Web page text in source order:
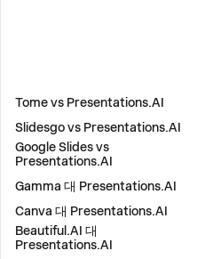
Tome vs Presentations.AI
Slidesgo vs Presentations.AI
Google Slides vs
Presentations.AI
Gamma 대 Presentations.AI
Canva 대 Presentations.AI
Beautiful.AI 대
Presentations.AI